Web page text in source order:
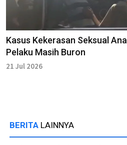
Kasus Kekerasan Seksual
Pelaku Masih Buron
21 Jul 2026
BERITA LAINNYA